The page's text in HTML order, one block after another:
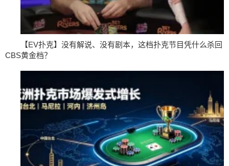
【EV扑克】没有解说、没有剧本，这档扑克节目凭什么杀回
CBS黄金档？